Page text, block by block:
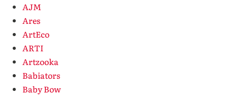
AJM
Ares
ArtEco
ARTI
Artzooka
Babiators
Baby Bow